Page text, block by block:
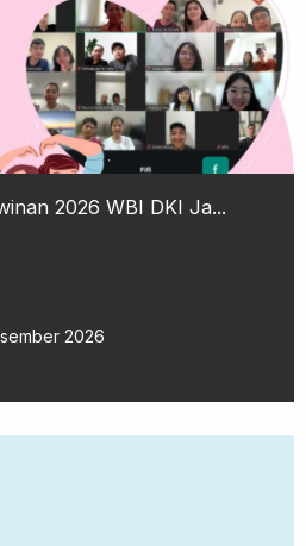
2026 WBI DKI Ja...
2026